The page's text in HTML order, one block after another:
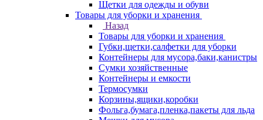
Щетки для одежды и обуви
Товары для уборки и хранения
Назад
Товары для уборки и хранения
Губки,щетки,салфетки для уборки
Контейнеры для мусора,баки,канистры
Сумки хозяйственные
Контейнеры и емкости
Термосумки
Корзины,ящики,коробки
Фольга,бумага,пленка,пакеты для льда